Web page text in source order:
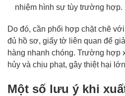
nhiệm hình sự tùy trường hợp.
Do đó, cần phối hợp chặt chẽ
đủ hồ sơ, giấy tờ liên quan để
hàng nhanh chóng. Trường hợp
hủy và chịu phạt, gây thiệt hại
Một số lưu ý khi